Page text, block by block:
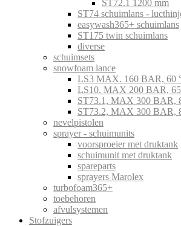
ST72.1 1200 mm
ST74 schuimlans -
easywash365+ schuimlans
ST175 twin schuimlans
diverse
schuimsets
snowfoam lance
LS3 MAX. 160 BAR, 60
LS10. MAX 200 BAR, 65
ST73.1, MAX 300 BAR,
ST73.2, MAX 300 BAR,
nevelpistolen
sprayer - schuimunits
voorsproeier met druktank
schuimunit met druktank
spareparts
sprayers Marolex
turbofoam365+
toebehoren
afvulsystemen
Stofzuigers